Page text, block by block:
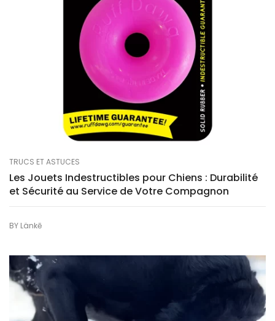
TRUCS ET ASTUCES
Les Jouets Indestructibles pour Chiens : Durabilité
et Sécurité au Service de Votre Compagnon
BY Länkē